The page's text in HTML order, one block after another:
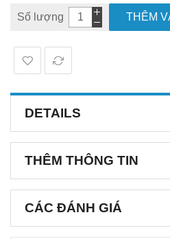
Số lượng THÊM
DETAILS
THÊM THÔNG TIN
CÁC ĐÁNH GIÁ